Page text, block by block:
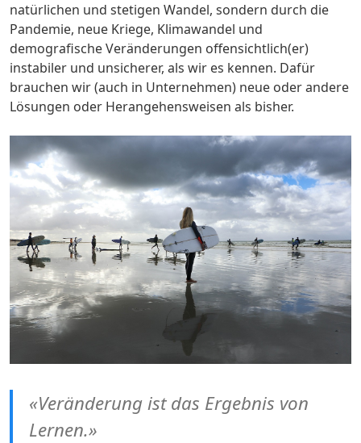
natürlichen und stetigen Wandel, sondern durch die
Pandemie, neue Kriege, Klimawandel und
demografische Veränderungen offensichtlich(er)
instabiler und unsicherer, als wir es kennen. Dafür
brauchen wir (auch in Unternehmen) neue oder andere
Lösungen oder Herangehensweisen als bisher.
«Veränderung ist das Ergebnis von
Lernen.»